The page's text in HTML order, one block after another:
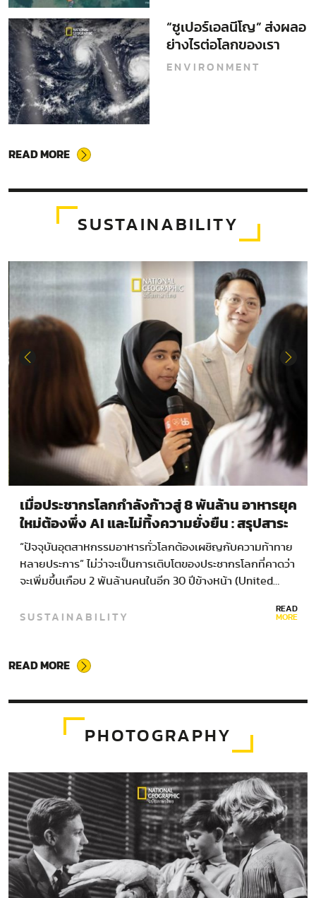
“ซูเปอร์เอลนีโญ” ส่งผลอ
ย่างไรต่อโลกของเรา
ENVIRONMENT
READ MORE
SUSTAINABILITY
เมื่อประชากรโลกกำลังก้าวสู่ 8 พันล้าน อาหารยุค
ใหม่ต้องพึ่ง AI และไม่ทิ้งความยั่งยืน : สรุปสาระ
สำคัญจากงาน Future Food Leader Summit
2025
“ปัจจุบันอุตสาหกรรมอาหารทั่วโลกต้องเผชิญกับความท้าทาย
หลายประการ” ไม่ว่าจะเป็นการเติบโตของประชากรโลกที่คาดว่า
จะเพิ่มขึ้นเกือบ 2 พันล้านคนในอีก 30 ปีข้างหน้า (United…
SUSTAINABILITY READ
MORE
READ MORE
PHOTOGRAPHY